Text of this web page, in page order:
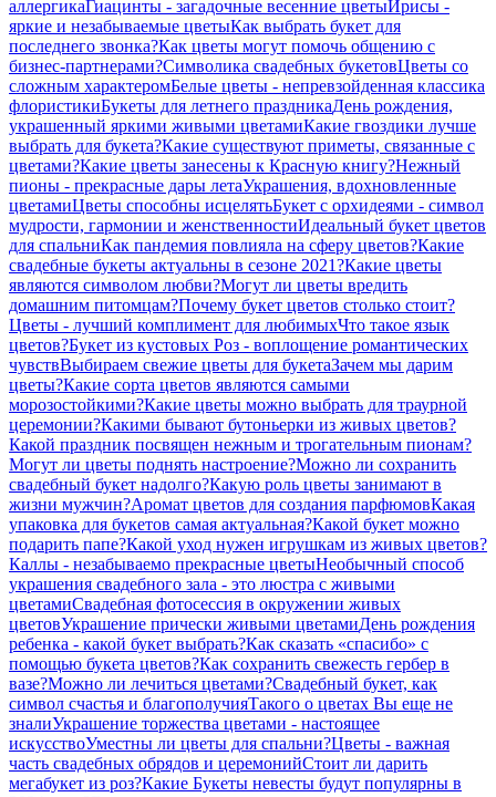
аллергикаГиацинты - загадочные весенние цветыИрисы -
яркие и незабываемые цветыКак выбрать букет для
последнего звонка?Как цветы могут помочь общению с
бизнес-партнерами?Символика свадебных букетовЦветы со
сложным характеромБелые цветы - непревзойденная классика
флористикиБукеты для летнего праздникаДень рождения,
украшенный яркими живыми цветамиКакие гвоздики лучше
выбрать для букета?Какие существуют приметы, связанные с
цветами?Какие цветы занесены к Красную книгу?Нежный
пионы - прекрасные дары летаУкрашения, вдохновленные
цветамиЦветы способны исцелятьБукет с орхидеями - символ
мудрости, гармонии и женственностиИдеальный букет цветов
для спальниКак пандемия повлияла на сферу цветов?Какие
свадебные букеты актуальны в сезоне 2021?Какие цветы
являются символом любви?Могут ли цветы вредить
домашним питомцам?Почему букет цветов столько стоит?
Цветы - лучший комплимент для любимыхЧто такое язык
цветов?Букет из кустовых Роз - воплощение романтических
чувствВыбираем свежие цветы для букетаЗачем мы дарим
цветы?Какие сорта цветов являются самыми
морозостойкими?Какие цветы можно выбрать для траурной
церемонии?Какими бывают бутоньерки из живых цветов?
Какой праздник посвящен нежным и трогательным пионам?
Могут ли цветы поднять настроение?Можно ли сохранить
свадебный букет надолго?Какую роль цветы занимают в
жизни мужчин?Аромат цветов для создания парфюмовКакая
упаковка для букетов самая актуальная?Какой букет можно
подарить папе?Какой уход нужен игрушкам из живых цветов?
Каллы - незабываемо прекрасные цветыНеобычный способ
украшения свадебного зала - это люстра с живыми
цветамиСвадебная фотосессия в окружении живых
цветовУкрашение прически живыми цветамиДень рождения
ребенка - какой букет выбрать?Как сказать «спасибо» с
помощью букета цветов?Как сохранить свежесть гербер в
вазе?Можно ли лечиться цветами?Свадебный букет, как
символ счастья и благополучияТакого о цветах Вы еще не
зналиУкрашение торжества цветами - настоящее
искусствоУместны ли цветы для спальни?Цветы - важная
часть свадебных обрядов и церемонийСтоит ли дарить
мегабукет из роз?Какие Букеты невесты будут популярны в